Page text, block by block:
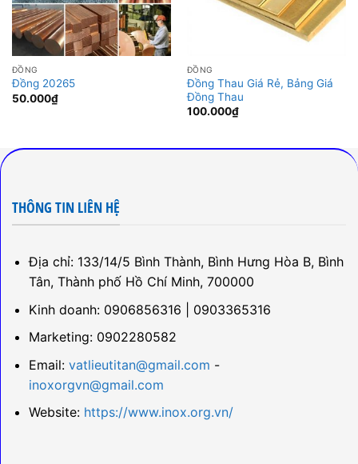
ĐỒNG
Đồng 20265
50.000₫
ĐỒNG
Đồng Thau Giá Rẻ, Bảng Giá
Đồng Thau
100.000₫
THÔNG TIN LIÊN HỆ
Địa chỉ: 133/14/5 Bình Thành, Bình Hưng Hòa B, Bình
Tân, Thành phố Hồ Chí Minh, 700000
Kinh doanh: 0906856316 | 0903365316
Marketing: 0902280582
Email: vatlieutitan@gmail.com -
inoxorgvn@gmail.com
Website: https://www.inox.org.vn/